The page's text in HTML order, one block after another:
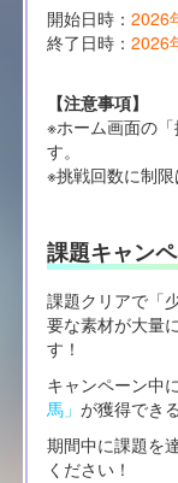
開始日時： 2026
終了日時： 2026
【注意事項】
※ホーム画面の
す。
※挑戦回数に制限
課題キャン
課題クリアで「
要な素材が大量
す！
キャンペーン中
馬」 が獲得でき
期間中に課題を
ください！